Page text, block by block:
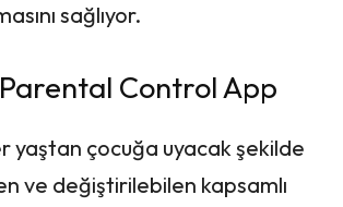
sağlıyor.
Control App
yaştan çocuğa uyacak şekilde
ve değiştirilebilen kapsamlı